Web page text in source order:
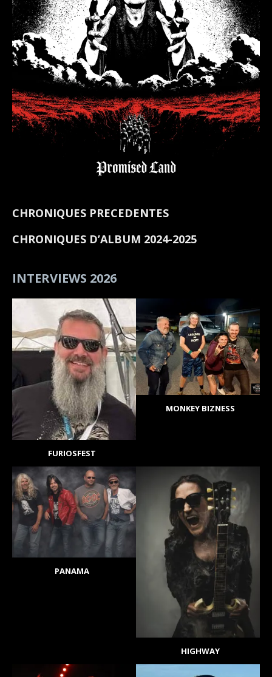
CHRONIQUES PRECEDENTES
CHRONIQUES D’ALBUM 2024-2025
INTERVIEWS 2026
FURIOSFEST
MONKEY BIZNESS
PANAMA
HIGHWAY